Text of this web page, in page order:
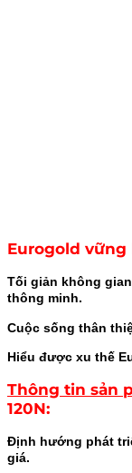
Eurogold vững
Tối giản không
thông minh.
Cuộc sống thân
Hiểu được xu thế
Thông tin sản
120N:
Định hướng phát
giá.